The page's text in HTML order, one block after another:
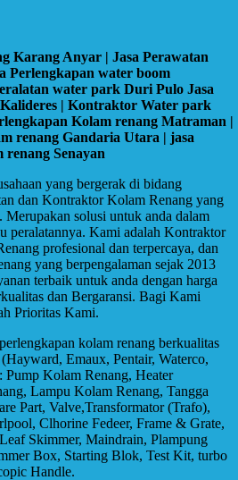
Karang Anyar | Jasa Perawatan
Perlengkapan water boom
water park Duri Pulo Jasa
| Kontraktor Water park
Kolam renang Matraman |
renang Gandaria Utara | jasa
Senayan
yang bergerak di bidang
dan Kontraktor Kolam Renang yang
solusi untuk anda dalam
peralatannya. Kami adalah Kontraktor
profesional dan terpercaya, dan
yang berpengalaman sejak 2013
terbaik untuk anda dengan harga
dan Bergaransi. Bagi Kami
Prioritas Kami.
kolam renang berkualitas
Emaux, Pentair, Waterco,
Kolam Renang, Heater
Lampu Kolam Renang, Tangga
Part, Valve,Transformator (Trafo),
Clhorine Fedeer, Frame & Grate,
Skimmer, Maindrain, Plampung
Box, Starting Blok, Test Kit, turbo
Handle.